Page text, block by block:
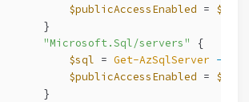
$publicAccessEnabled = $kv
}
"Microsoft.Sql/servers" {
$sql = Get-AzSqlServer -
$publicAccessEnabled = $sql
}